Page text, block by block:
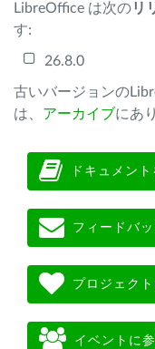
LibreOffice は次のリ
す:
26.8.0
古いバージョンの
は、 アーカイブにあ
ドキュメン
フィードバ
プロジェク
イベントに